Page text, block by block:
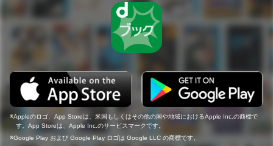
Appleのロゴ、App Storeは、米国もしくはその他の国や地域におけるApple Inc.の商標で
す。App Storeは、Apple Inc.のサービスマークです。
Google Play および Google Play ロゴは Google LLC の商標です。